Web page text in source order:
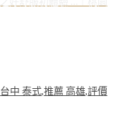
台中 泰式,推薦 高雄,評價